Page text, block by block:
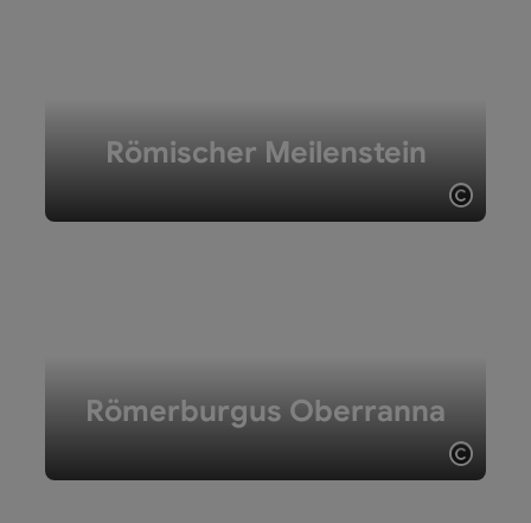
Römischer Meilenstein
Römerburgus Oberranna